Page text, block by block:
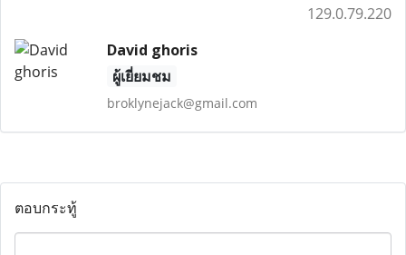
129.0.79.220
David ghoris
ผู้เยี่ยมชม
broklynejack@gmail.com
ตอบกระทู้